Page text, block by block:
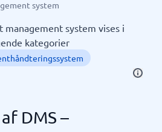
system
management system vises i
kategorier
DMS –